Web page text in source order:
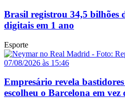
Brasil registrou 34,5 bilhões
digitais em 1 ano
Esporte
07/08/2026 às 15:46
Empresário revela
escolheu o Barcelona em